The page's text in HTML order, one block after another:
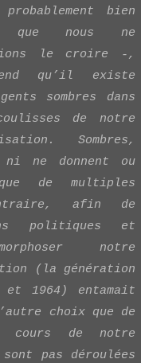
bien
que nous ne
le croire -,
qu’il existe
sombres dans
de notre
Sombres,
ne donnent ou
de multiples
afin de
politiques et
notre
(la génération
et 1964) entamait
choix que de
cours de notre
pas déroulées